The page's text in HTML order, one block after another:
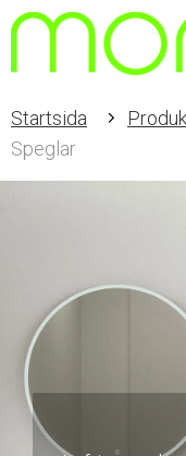
Startsida
Speglar